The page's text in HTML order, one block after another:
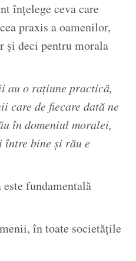
înțelege ceva care
praxis a oamenilor,
și deci pentru morala
au o rațiune practică,
care de fiecare dată ne
în domeniul moralei,
între bine și rău e
fundamentală
în toate societățile